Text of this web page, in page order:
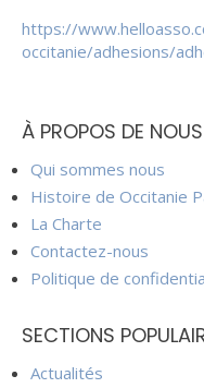
https://
occitanie/adhesions/
À PROPOS DE NOUS
Qui sommes nous
Histoire de Occitanie
La Charte
Contactez-nous
Politique de
SECTIONS
Actualités